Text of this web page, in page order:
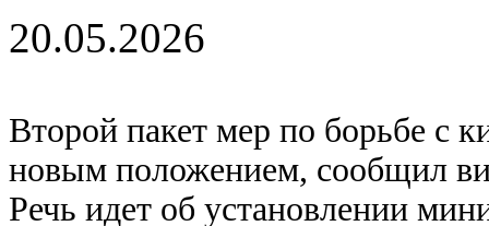
20.05.2026
Второй пакет мер по борьбе с
новым положением, сообщил
Речь идет об установлении